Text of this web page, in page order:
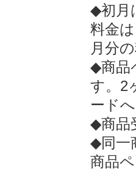
◆初月
料金
月分
◆商品
す。2
ード
◆商品
◆同一
商品